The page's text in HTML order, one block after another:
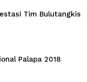
Tim Bulutangkis
Palapa 2018